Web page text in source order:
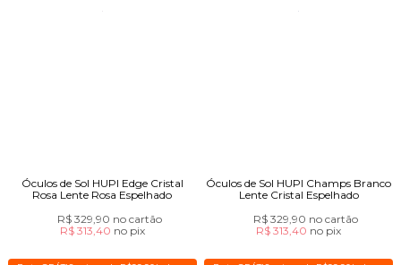
Óculos de Sol HUPI Edge Cristal
Rosa Lente Rosa Espelhado
R$ 329,90 no cartão
R$ 313,40 no pix
Óculos de Sol HUPI Champs Branco
Lente Cristal Espelhado
R$ 329,90 no cartão
R$ 313,40 no pix